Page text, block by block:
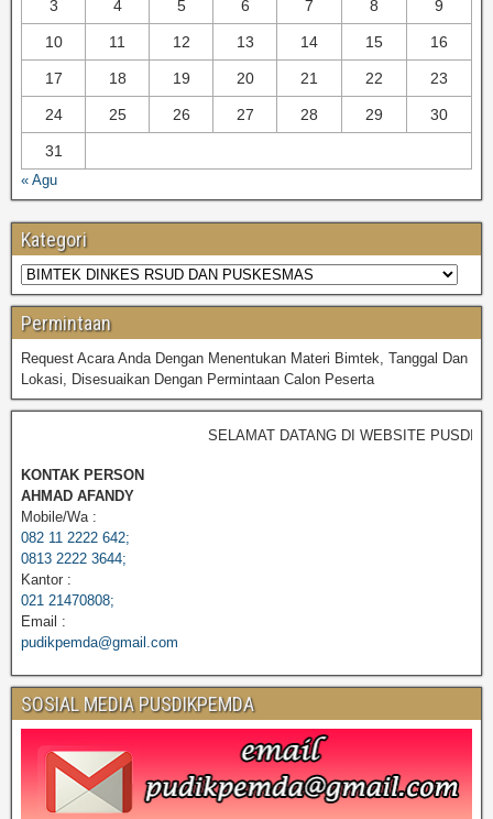
3 4 5 6 7 8 9
10 11 12 13 14 15 16
17 18 19 20 21 22 23
24 25 26 27 28 29 30
31
« Agu
Kategori
Permintaan
Request Acara Anda Dengan Menentukan Materi Bimtek, Tanggal Dan
Lokasi, Disesuaikan Dengan Permintaan Calon Peserta
SELAMAT DATANG DI WEBSITE
KONTAK PERSON
AHMAD AFANDY
Mobile/Wa :
082 11 2222 642;
0813 2222 3644;
Kantor :
021 21470808;
Email :
pudikpemda@gmail.com
SOSIAL MEDIA PUSDIKPEMDA